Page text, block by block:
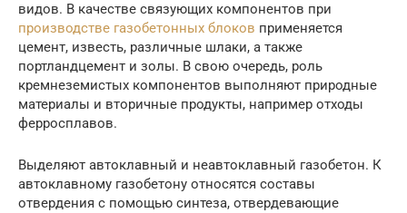
видов. В качестве связующих компонентов при
производстве газобетонных блоков применяется
цемент, известь, различные шлаки, а также
портландцемент и золы. В свою очередь, роль
кремнеземистых компонентов выполняют природные
материалы и вторичные продукты, например отходы
ферросплавов.
Выделяют автоклавный и неавтоклавный газобетон. К
автоклавному газобетону относятся составы
отвердения с помощью синтеза, отвердевающие